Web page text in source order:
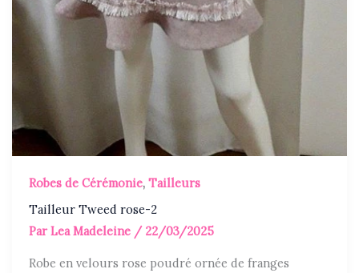
Robes de Cérémonie,Tailleurs
Tailleur Tweed rose-2
ParLea Madeleine / 22/03/2025
Robe en velours rose poudré ornée de franges